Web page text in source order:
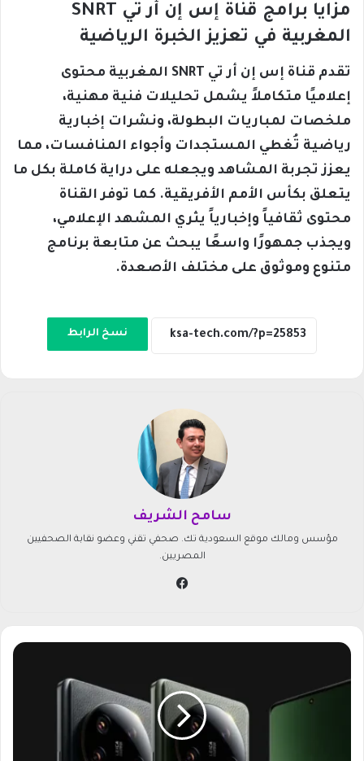
مزايا برامج قناة إس إن أر تي SNRT
المغربية في تعزيز الخبرة الرياضية
تقدم قناة إس إن أر تي SNRT المغربية محتوى
إعلاميًا متكاملاً يشمل تحليلات فنية مهنية،
ملخصات لمباريات البطولة، ونشرات إخبارية
رياضية تُغطي المستجدات وأجواء المنافسات، مما
يعزز تجربة المشاهد ويجعله على دراية كاملة بكل ما
يتعلق بكأس الأمم الأفريقية. كما توفر القناة
محتوى ثقافياً وإخبارياً يثري المشهد الإعلامي،
ويجذب جمهورًا واسعًا يبحث عن متابعة برنامج
متنوع وموثوق على مختلف الأصعدة.
نسخ الرابط
سامح الشريف
مؤسس ومالك موقع السعودية تك. صحفي تقني وعضو نقابة الصحفيين
المصريين.
ش
و